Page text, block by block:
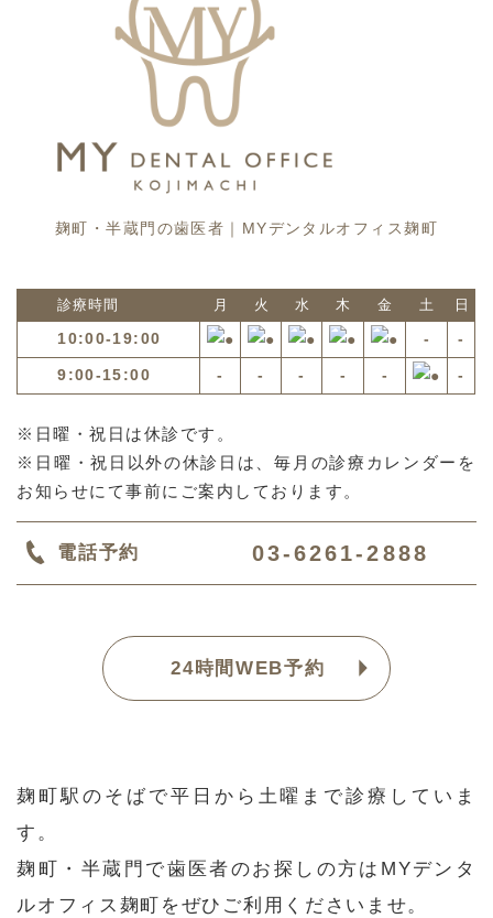
麹町・半蔵門の歯医者｜MYデンタルオフィス麹町
診療時間 月 火 水 木 金 土 日
10:00-19:00 - -
9:00-15:00 - - - - - -
※日曜・祝日は休診です。
※日曜・祝日以外の休診日は、毎月の診療カレンダーを
お知らせにて事前にご案内しております。
電話予約 03-6261-2888
24時間WEB予約
麹町駅のそばで平日から土曜まで診療していま
す。
麹町・半蔵門で歯医者のお探しの方はMYデンタ
ルオフィス麹町をぜひご利用くださいませ。